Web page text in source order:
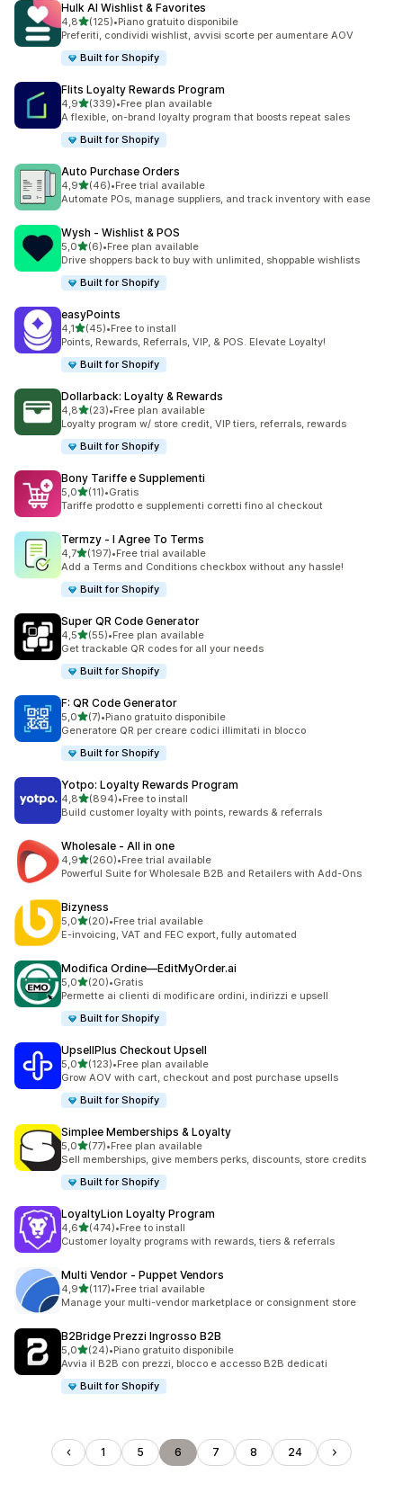
Hulk AI Wishlist & Favorites
4,8stelle su 5
(125)
125 recensioni totali
•Piano gratuito disponibile
Preferiti, condividi wishlist, avvisi scorte per aumentare AOV
Built for Shopify
Flits Loyalty Rewards Program
4,9stelle su 5
(339)
339 recensioni totali
•Free plan available
A flexible, on-brand loyalty program that boosts repeat sales
Built for Shopify
Auto Purchase Orders
4,9stelle su 5
(46)
46 recensioni totali
•Free trial available
Automate POs, manage suppliers, and track inventory with ease
Wysh ‑ Wishlist & POS
5,0stelle su 5
(6)
6 recensioni totali
•Free plan available
Drive shoppers back to buy with unlimited, shoppable wishlists
Built for Shopify
easyPoints
4,1stelle su 5
(45)
45 recensioni totali
•Free to install
Points, Rewards, Referrals, VIP, & POS. Elevate Loyalty!
Built for Shopify
Dollarback: Loyalty & Rewards
4,8stelle su 5
(23)
23 recensioni totali
•Free plan available
Loyalty program w/ store credit, VIP tiers, referrals, rewards
Built for Shopify
Bony Tariffe e Supplementi
5,0stelle su 5
(11)
11 recensioni totali
•Gratis
Tariffe prodotto e supplementi corretti fino al checkout
Termzy ‑ I Agree To Terms
4,7stelle su 5
(197)
197 recensioni totali
•Free trial available
Add a Terms and Conditions checkbox without any hassle!
Built for Shopify
Super QR Code Generator
4,5stelle su 5
(55)
55 recensioni totali
•Free plan available
Get trackable QR codes for all your needs
Built for Shopify
F: QR Code Generator
5,0stelle su 5
(7)
7 recensioni totali
•Piano gratuito disponibile
Generatore QR per creare codici illimitati in blocco
Built for Shopify
Yotpo: Loyalty Rewards Program
4,8stelle su 5
(894)
894 recensioni totali
•Free to install
Build customer loyalty with points, rewards & referrals
Wholesale ‑ All in one
4,9stelle su 5
(260)
260 recensioni totali
•Free trial available
Powerful Suite for Wholesale B2B and Retailers with Add-Ons
Bizyness
5,0stelle su 5
(20)
20 recensioni totali
•Free trial available
E-invoicing, VAT and FEC export, fully automated
Modifica Ordine—EditMyOrder.ai
5,0stelle su 5
(20)
20 recensioni totali
•Gratis
Permette ai clienti di modificare ordini, indirizzi e upsell
Built for Shopify
UpsellPlus Checkout Upsell
5,0stelle su 5
(123)
123 recensioni totali
•Free plan available
Grow AOV with cart, checkout and post purchase upsells
Built for Shopify
Simplee Memberships & Loyalty
5,0stelle su 5
(77)
77 recensioni totali
•Free plan available
Sell memberships, give members perks, discounts, store credits
Built for Shopify
LoyaltyLion Loyalty Program
4,6stelle su 5
(474)
474 recensioni totali
•Free to install
Customer loyalty programs with rewards, tiers & referrals
Multi Vendor ‑ Puppet Vendors
4,9stelle su 5
(117)
117 recensioni totali
•Free trial available
Manage your multi-vendor marketplace or consignment store
B2Bridge Prezzi Ingrosso B2B
5,0stelle su 5
(24)
24 recensioni totali
•Piano gratuito disponibile
Avvia il B2B con prezzi, blocco e accesso B2B dedicati
Built for Shopify
1 5 6 7 8 24